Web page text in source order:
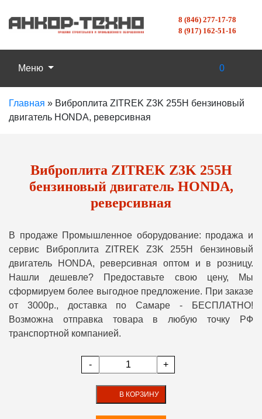
8 (846) 277-17-78
8 (917) 162-51-16
Меню 0
Главная » Виброплита ZITREK Z3K 255H бензиновый
двигатель HONDA, реверсивная
Виброплита ZITREK Z3K 255H
бензиновый двигатель HONDA,
реверсивная
В продаже Промышленное оборудование: продажа и
сервис Виброплита ZITREK Z3K 255H бензиновый
двигатель HONDA, реверсивная оптом и в розницу.
Нашли дешевле? Предоставьте свою цену, Мы
сформируем более выгодное предложение. При заказе
от 3000р., доставка по Самаре - БЕСПЛАТНО!
Возможна отправка товара в любую точку РФ
транспортной компанией.
- +
В КОРЗИНУ